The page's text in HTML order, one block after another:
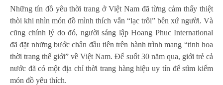
Những tín đồ yêu thời trang ở Việt Nam đã từng cảm thấy thiệt
thòi khi nhìn món đồ mình thích vẫn “lạc trôi” bên xứ người. Và
cũng chính lý do đó, người sáng lập Hoang Phuc International
đã đặt những bước chân đầu tiên trên hành trình mang “tinh hoa
thời trang thế giới” về Việt Nam. Để suốt 30 năm qua, giới trẻ cả
nước đã có một địa chỉ thời trang hàng hiệu uy tín để stìm kiếm
món đồ yêu thích.